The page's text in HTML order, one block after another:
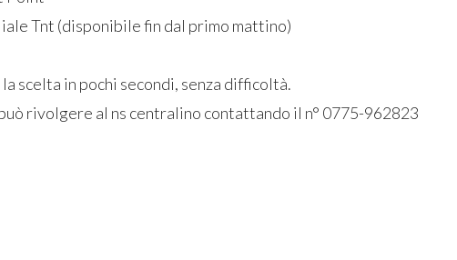
Tnt (disponibile fin dal primo mattino)
scelta in pochi secondi, senza difficoltà.
rivolgere al ns centralino contattando il n° 0775-962823